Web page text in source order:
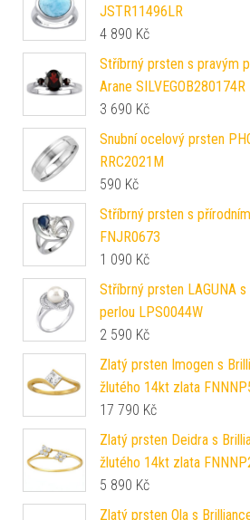
JSTR11496LR
4 890 Kč
Stříbrný prsten s pravým
Arane SILVEGOB280174R
3 690 Kč
Snubní ocelový prsten
RRC2021M
590 Kč
Stříbrný prsten s
FNJR0673
1 090 Kč
Stříbrný prsten LAGUNA
perlou LPS0044W
2 590 Kč
Zlatý prsten Imogen s
žlutého 14kt zlata
17 790 Kč
Zlatý prsten Deidra s
žlutého 14kt zlata
5 890 Kč
Zlatý prsten Ola s